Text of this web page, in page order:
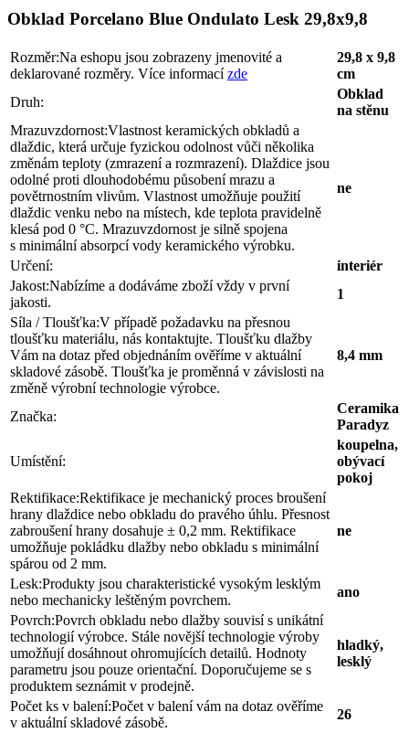
Obklad Porcelano Blue Ondulato Lesk 29,8x9,8
Rozměr:Na eshopu jsou zobrazeny jmenovité a
deklarované rozměry. Více informacízde
29,8 x 9,8
cm
Druh:
Obklad
na stěnu
Mrazuvzdornost:Vlastnost keramických obkladů a
dlaždic, která určuje fyzickou odolnost vůči několika
změnám teploty (zmrazení a rozmrazení). Dlaždice jsou
odolné proti dlouhodobému působení mrazu a
povětrnostním vlivům. Vlastnost umožňuje použití
dlaždic venku nebo na místech, kde teplota pravidelně
klesá pod 0 °C. Mrazuvzdornost je silně spojena
s minimální absorpcí vody keramického výrobku.
ne
Určení:
interiér
Jakost:Nabízíme a dodáváme zboží vždy v první
jakosti.
1
Síla / Tloušťka:V případě požadavku na přesnou
tloušťku materiálu, nás kontaktujte. Tloušťku dlažby
Vám na dotaz před objednáním ověříme v aktuální
skladové zásobě. Tloušťka je proměnná v závislosti na
změně výrobní technologie výrobce.
8,4 mm
Značka:
Ceramika
Paradyz
Umístění:
koupelna,
obývací
pokoj
Rektifikace:Rektifikace je mechanický proces broušení
hrany dlaždice nebo obkladu do pravého úhlu. Přesnost
zabroušení hrany dosahuje ± 0,2 mm. Rektifikace
umožňuje pokládku dlažby nebo obkladu s minimální
spárou od 2 mm.
ne
Lesk:Produkty jsou charakteristické vysokým lesklým
nebo mechanicky leštěným povrchem.
ano
Povrch:Povrch obkladu nebo dlažby souvisí s unikátní
technologií výrobce. Stále novější technologie výroby
umožňují dosáhnout ohromujících detailů. Hodnoty
parametru jsou pouze orientační. Doporučujeme se s
produktem seznámit v prodejně.
hladký,
lesklý
Počet ks v balení:Počet v balení vám na dotaz ověříme
v aktuální skladové zásobě.
26